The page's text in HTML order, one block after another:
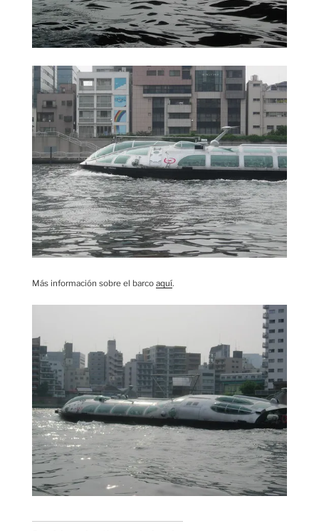
Más información sobre el barco aquí.